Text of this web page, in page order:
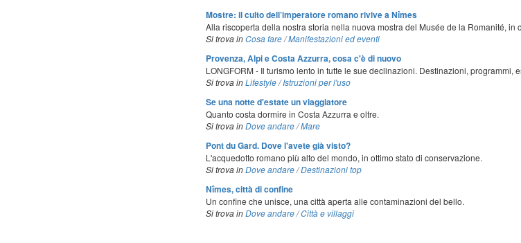
Mostre: il culto dell’imperatore romano rivive a Nîmes
Alla riscoperta della nostra storia nella nuova mostra del Musée de la Romanité, in
Si trova inCosa fare/Manifestazioni ed eventi
Provenza, Alpi e Costa Azzurra, cosa c'è di nuovo
LONGFORM - Il turismo lento in tutte le sue declinazioni. Destinazioni, programmi,
Si trova inLifestyle/Istruzioni per l'uso
Se una notte d'estate un viaggiatore
Quanto costa dormire in Costa Azzurra e oltre.
Si trova inDove andare/Mare
Pont du Gard. Dove l'avete già visto?
L'acquedotto romano più alto del mondo, in ottimo stato di conservazione.
Si trova inDove andare/Destinazioni top
Nîmes, città di confine
Un confine che unisce, una città aperta alle contaminazioni del bello.
Si trova inDove andare/Città e villaggi